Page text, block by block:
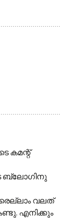
കമന്റ്
ബ്ലോഗിനു
വലത്
എനിക്കും